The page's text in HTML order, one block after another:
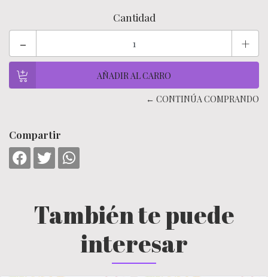
Cantidad
- +
← CONTINÚA COMPRANDO
Compartir
También te puede
interesar